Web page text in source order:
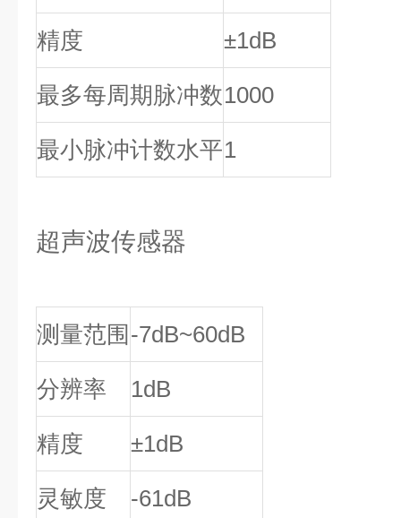
精度 ±1dB
最多每周期脉冲数1000
最小脉冲计数水平1
超声波传感器
测量范围 -7dB~60dB
分辨率 1dB
精度 ±1dB
灵敏度 -61dB